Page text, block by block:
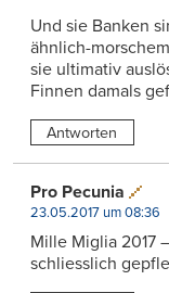
Und sie Banken
ähnlich-
sie ultimativ
Finnen damals
Antworten
Pro Pecunia
23.05.2017 um 08:36
Mille Miglia 2017
schliesslich